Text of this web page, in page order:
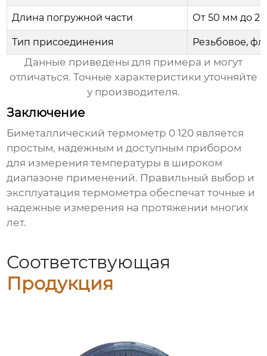
Длина погружной части От 50 мм до
Тип присоединения Резьбовое,
Данные приведены для примера и могут
отличаться. Точные характеристики уточняйте
у производителя.
Заключение
Биметаллический термометр 0 120 является
простым, надежным и доступным прибором
для измерения температуры в широком
диапазоне применений. Правильный выбор и
эксплуатация термометра обеспечат точные и
надежные измерения на протяжении многих
лет.
Соответствующая
Продукция